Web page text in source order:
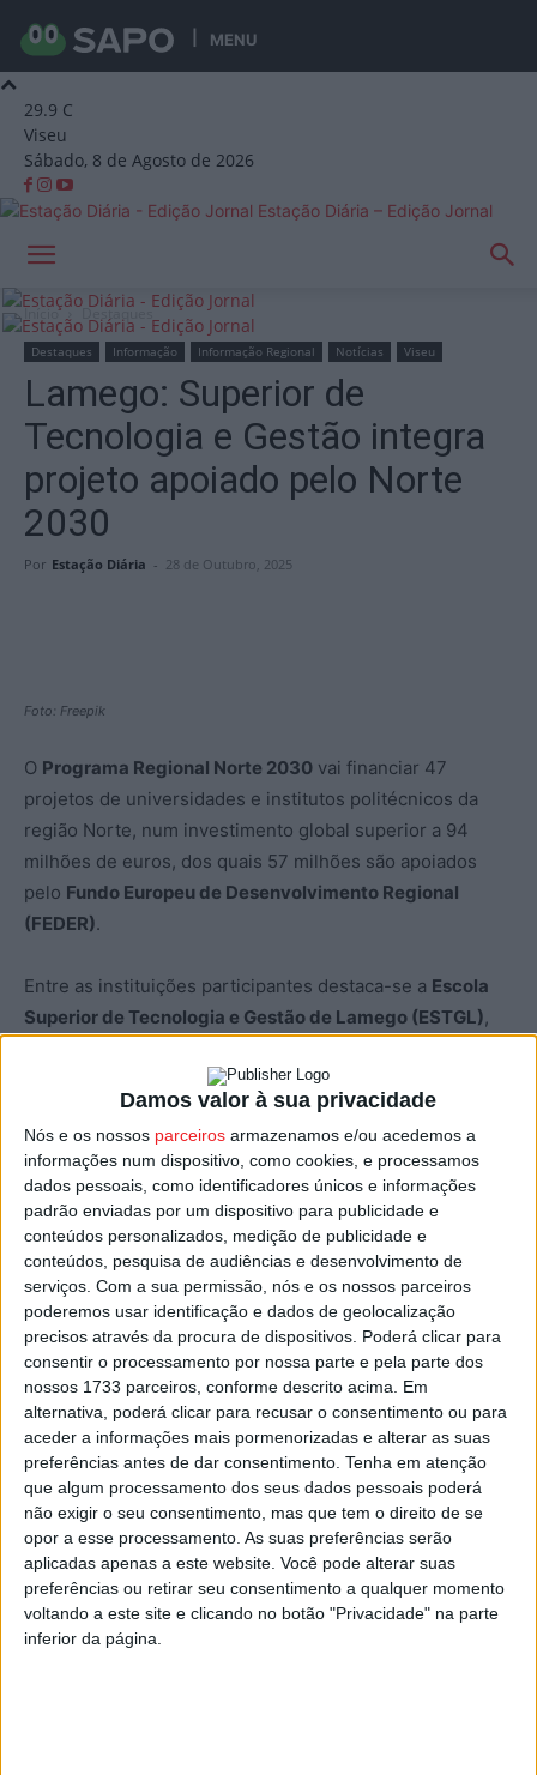
Damos valor à sua privacidade
Nós e os nossos parceiros armazenamos e/ou acedemos a
informações num dispositivo, como cookies, e processamos
dados pessoais, como identificadores únicos e informações
padrão enviadas por um dispositivo para publicidade e
conteúdos personalizados, medição de publicidade e
conteúdos, pesquisa de audiências e desenvolvimento de
serviços. Com a sua permissão, nós e os nossos parceiros
poderemos usar identificação e dados de geolocalização
precisos através da procura de dispositivos. Poderá clicar para
consentir o processamento por nossa parte e pela parte dos
nossos 1733 parceiros, conforme descrito acima. Em
alternativa, poderá clicar para recusar o consentimento ou para
aceder a informações mais pormenorizadas e alterar as suas
preferências antes de dar consentimento. Tenha em atenção
que algum processamento dos seus dados pessoais poderá
não exigir o seu consentimento, mas que tem o direito de se
opor a esse processamento. As suas preferências serão
aplicadas apenas a este website. Você pode alterar suas
preferências ou retirar seu consentimento a qualquer momento
voltando a este site e clicando no botão "Privacidade" na parte
inferior da página.
MENU
29.9 C
Viseu
Sábado, 8 de Agosto de 2026
Estação Diária – Edição Jornal
Início Destaques
Destaques Informação Informação Regional Notícias Viseu
Lamego: Superior de
Tecnologia e Gestão integra
projeto apoiado pelo Norte
2030
Por Estação Diária - 28 de Outubro, 2025
Foto: Freepik
O Programa Regional Norte 2030 vai financiar 47
projetos de universidades e institutos politécnicos da
região Norte, num investimento global superior a 94
milhões de euros, dos quais 57 milhões são apoiados
pelo Fundo Europeu de Desenvolvimento Regional
(FEDER).
Entre as instituições participantes destaca-se a Escola
Superior de Tecnologia e Gestão de Lamego (ESTGL),
do Ensino Superior e do Conhecimento no Norte”
através de um protocolo assinado com a Comissão de
Coordenação e Desenvolvimento Regional do Norte
(CCDR-N).
O programa pretende aproximar a ciência e a inovação
dos desafios concretos da sociedade e das empresas,
promovendo o conhecimento como motor de
desenvolvimento económico e social. As iniciativas
abrangem áreas estratégicas como a saúde, a agricultura
sustentável, as energias limpas, os materiais avançados,
a cibersegurança e a transição digital.
Esta e outras notícias para ouvir na Estação Diária – 96.8
FM ou emwww.968.fm.